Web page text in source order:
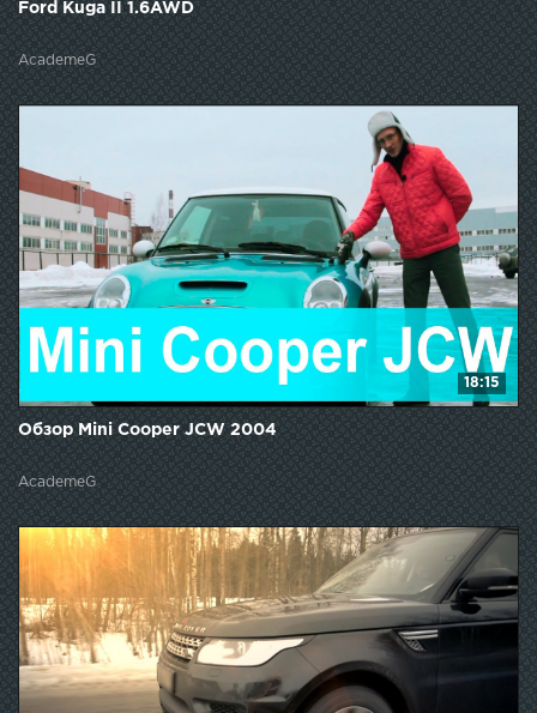
Ford Kuga II 1.6AWD
AcademeG
18:15
Обзор Mini Cooper JCW 2004
AcademeG